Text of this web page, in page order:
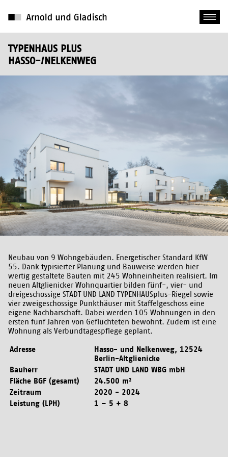
TYPENHAUS PLUS
HASSO-/NELKENWEG
Neubau von 9 Wohngebäuden. Energetischer Standard KfW
55. Dank typisierter Planung und Bauweise werden hier
wertig gestaltete Bauten mit 245 Wohneinheiten realisiert. Im
neuen Altglienicker Wohnquartier bilden fünf-, vier- und
dreigeschossige STADT UND LAND TYPENHAUSplus-Riegel sowie
vier zweigeschossige Punkthäuser mit Staffelgeschoss eine
eigene Nachbarschaft. Dabei werden 105 Wohnungen in den
ersten fünf Jahren von Geflüchteten bewohnt. Zudem ist eine
Wohnung als Verbundtagespflege geplant.
Adresse
Hasso- und Nelkenweg, 12524
Berlin-Altglienicke
Bauherr
STADT UND LAND WBG mbH
Fläche BGF (gesamt)
24.500 m²
Zeitraum
2020 - 2024
Leistung (LPH)
1 – 5 + 8